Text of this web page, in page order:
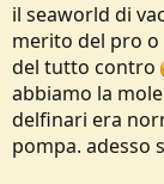
il seaworld di
merito del pro
del tutto contro
abbiamo la
delfinari era
pompa. adesso